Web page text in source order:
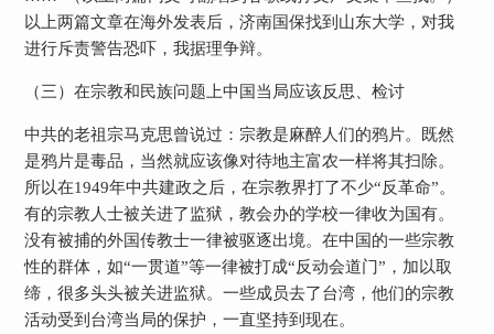
以上两篇文章在海外发表后，济南国保找到山东大学，对我
进行斥责警告恐吓，我据理争辩。
（三）在宗教和民族问题上中国当局应该反思、检讨
中共的老祖宗马克思曾说过：宗教是麻醉人们的鸦片。既然
是鸦片是毒品，当然就应该像对待地主富农一样将其扫除。
所以在1949年中共建政之后，在宗教界打了不少“反革命”。
有的宗教人士被关进了监狱，教会办的学校一律收为国有。
没有被捕的外国传教士一律被驱逐出境。在中国的一些宗教
性的群体，如“一贯道”等一律被打成“反动会道门”，加以取
缔，很多头头被关进监狱。一些成员去了台湾，他们的宗教
活动受到台湾当局的保护，一直坚持到现在。